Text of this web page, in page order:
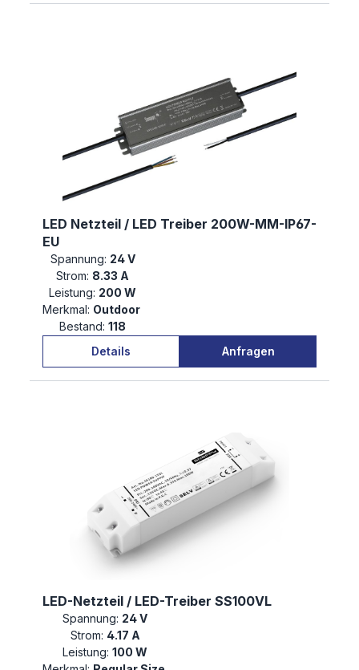
LED Netzteil / LED Treiber 200W-MM-IP67-
EU
Spannung: 24 V
Strom: 8.33 A
Leistung: 200 W
Merkmal: Outdoor
Bestand: 118
Details
Anfragen
LED-Netzteil / LED-Treiber SS100VL
Spannung: 24 V
Strom: 4.17 A
Leistung: 100 W